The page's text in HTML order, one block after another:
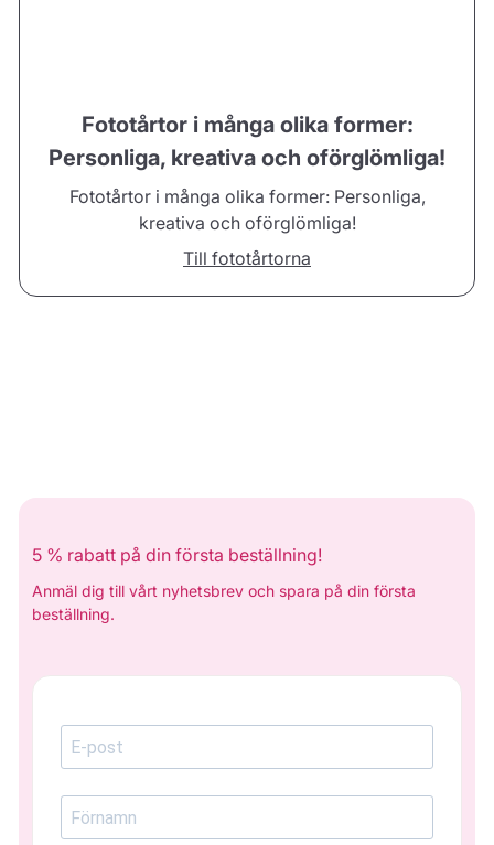
Fototårtor i många olika former:
Personliga, kreativa och oförglömliga!
Fototårtor i många olika former: Personliga,
kreativa och oförglömliga!
Till fototårtorna
5 % rabatt på din första beställning!
Anmäl dig till vårt nyhetsbrev och spara på din första
beställning.